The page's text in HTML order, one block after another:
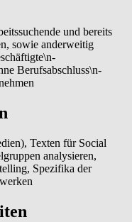
und bereits
sowie anderweitig
Berufsabschluss\n-
Texten für Social
analysieren,
Spezifika der